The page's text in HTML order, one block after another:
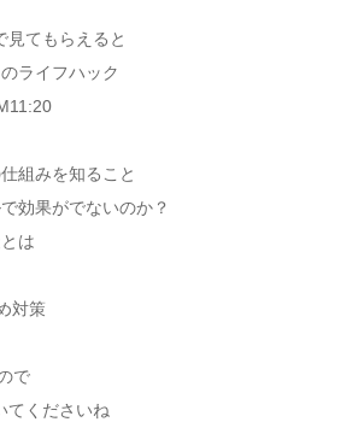
見てもらえると
ライフハック
組みを知ること
効果がでないのか？
は
対策
で
てくださいね